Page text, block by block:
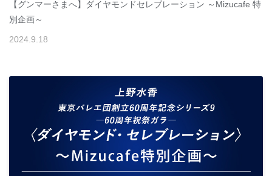
【グンマーさまへ】ダイヤモンドセレブレーション ～Mizucafe 特
別企画～
2024 9 18